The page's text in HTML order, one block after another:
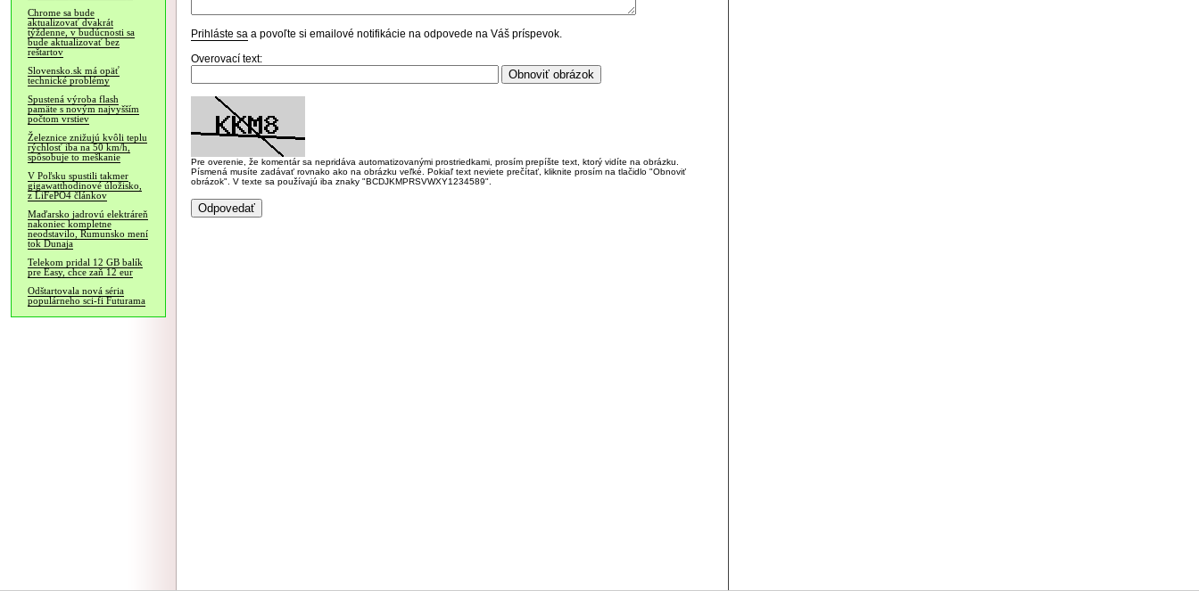
Chrome sa bude
aktualizovať dvakrát
týždenne, v budúcnosti sa
bude aktualizovať bez
reštartov
Slovensko.sk má opäť
technické problémy
Spustená výroba flash
pamäte s novým najvyšším
počtom vrstiev
Železnice znižujú kvôli teplu
rýchlosť iba na 50 km/h,
spôsobuje to meškanie
V Poľsku spustili takmer
gigawatthodinové úložisko,
z LiFePO4 článkov
Maďarsko jadrovú elektráreň
nakoniec kompletne
neodstavilo, Rumunsko mení
tok Dunaja
Telekom pridal 12 GB balík
pre Easy, chce zaň 12 eur
Odštartovala nová séria
populárneho sci-fi Futurama
Prihláste sa a povoľte si emailové notifikácie na odpovede na Váš príspevok.
Overovací text:
Pre overenie, že komentár sa nepridáva automatizovanými prostriedkami, prosím prepíšte text, ktorý vidíte na obrázku.
Písmená musíte zadávať rovnako ako na obrázku veľké. Pokiaľ text neviete prečítať, kliknite prosím na tlačidlo "Obnoviť
obrázok". V texte sa používajú iba znaky "BCDJKMPRSVWXY1234589".